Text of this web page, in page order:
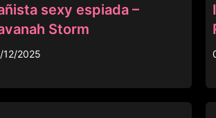
sexy espiada –
Storm
12/2025